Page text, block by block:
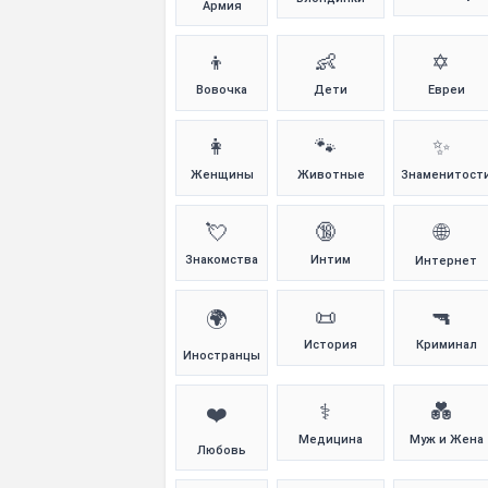
Армия
👦
Вовочка
👶
Дети
✡️
Евреи
👩
Женщины
🐾
Животные
✨
💘
Знакомства
🔞
Интим
🌐
Интернет
🌍
Иностранцы
📜
История
🔫
Криминал
❤️
Любовь
⚕️
Медицина
💑
Муж и Жена